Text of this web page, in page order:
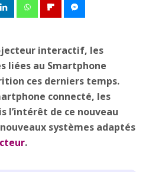
interactif, les
liées au Smartphone
ces derniers temps.
connecté, les
l’intérêt de ce nouveau
systèmes adaptés
.